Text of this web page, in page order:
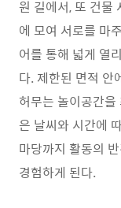
원 길에서, 또 건물
에 모여 서로를 마
어를 통해 넓게 열
다. 제한된 면적 안
허무는 놀이공간
은 날씨와 시간에
마당까지 활동의
경험하게 된다.